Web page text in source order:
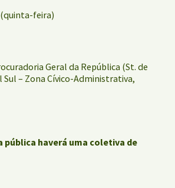
feira)
Geral da República (St. de
– Zona Cívico-Administrativa,
pública haverá uma coletiva de